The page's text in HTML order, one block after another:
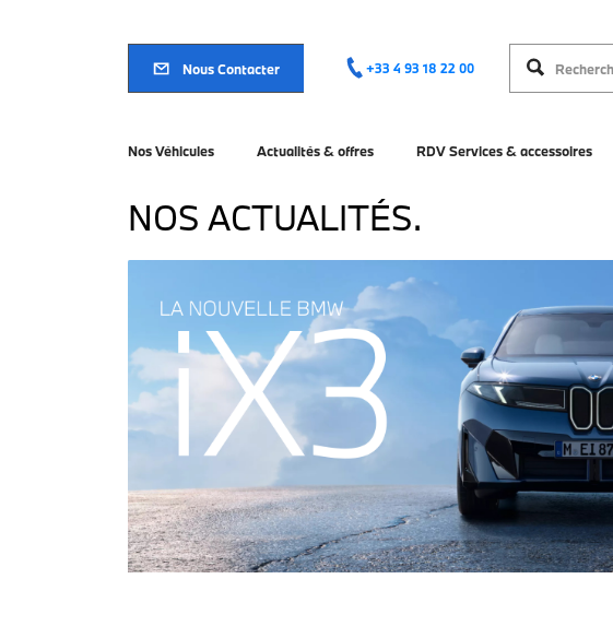
Nous Contacter +33 4 93 18 22 00
Nos Véhicules Actualités & offres RDV Services & accessoires
NOS ACTUALITÉS.